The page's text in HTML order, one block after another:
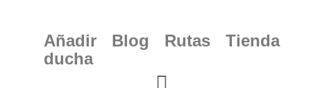
Añadir
ducha
Blog Rutas Tienda